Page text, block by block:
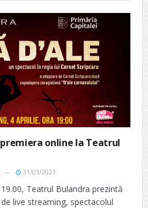
online la Teatrul
31/03/2021
Teatrul Bulandra prezintă
live streaming, spectacolul